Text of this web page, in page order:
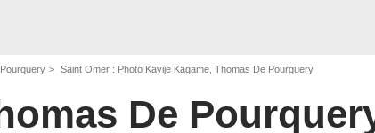
Saint Omer : Photo Kayije Kagame, Thomas De Pourquery
De